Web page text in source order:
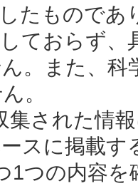
たものであ
ておらず、
。また、
。
された情
スに掲載
1つの内容